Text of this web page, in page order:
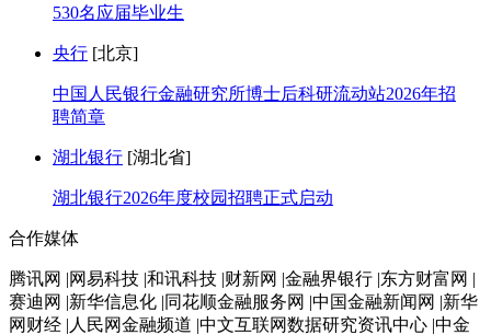
530名应届毕业生
央行 [北京]
中国人民银行金融研究所博士后科研流动站2026年招
聘简章
湖北银行 [湖北省]
湖北银行2026年度校园招聘正式启动
合作媒体
腾讯网 |网易科技 |和讯科技 |财新网 |金融界银行 |东方财富网 |
赛迪网 |新华信息化 |同花顺金融服务网 |中国金融新闻网 |新华
网财经 |人民网金融频道 |中文互联网数据研究资讯中心 |中金